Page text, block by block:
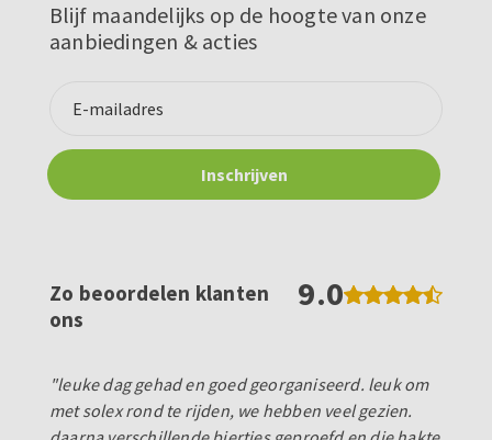
Blijf maandelijks op de hoogte van onze
aanbiedingen & acties
Zo beoordelen klanten
ons
9.0
"leuke dag gehad en goed georganiseerd. leuk om
met solex rond te rijden, we hebben veel gezien.